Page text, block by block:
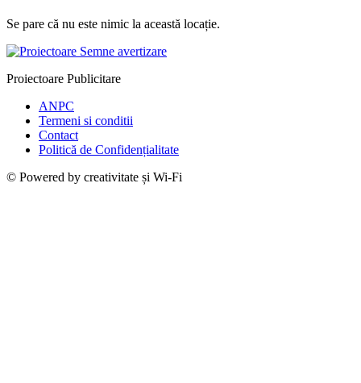
Se pare că nu este nimic la această locație.
Proiectoare Publicitare
ANPC
Termeni si conditii
Contact
Politică de Confidențialitate
© Powered by creativitate și Wi-Fi